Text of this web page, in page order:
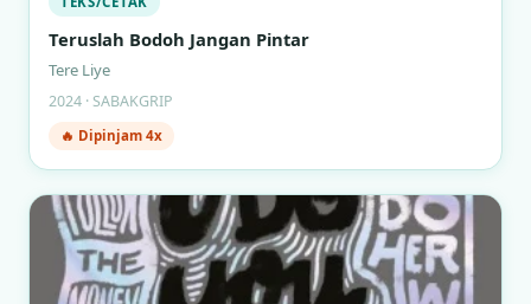
Teruslah Bodoh Jangan Pintar
Tere Liye
2024 · SABAKGRIP
🔥 Dipinjam 4x